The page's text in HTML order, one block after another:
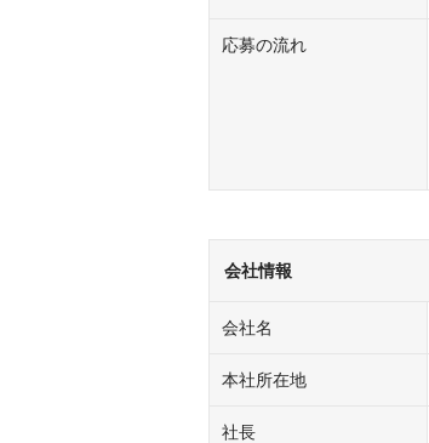
応募の流れ
会社情報
会社名
本社所在地
社長